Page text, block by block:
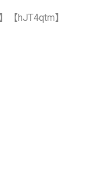
【hJT4qtm】